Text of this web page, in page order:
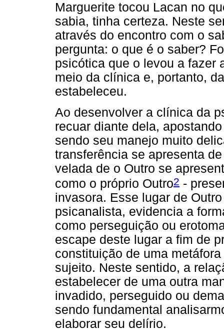
Marguerite tocou Lacan no
sabia, tinha certeza. Neste
através do encontro com o
pergunta: o que é o saber?
psicótica que o levou a fazer
meio da clínica e, portanto,
estabeleceu.
Ao desenvolver a clínica da
recuar diante dela,
sendo seu manejo muito
transferência se apresenta
velada de o Outro se
como o próprio Outro2 -
invasora. Esse lugar de
psicanalista, evidencia a
como perseguição ou
escape deste lugar a fim de
constituição de uma
sujeito. Neste sentido, a
estabelecer de uma outra
invadido, perseguido ou
sendo fundamental
elaborar seu delírio.